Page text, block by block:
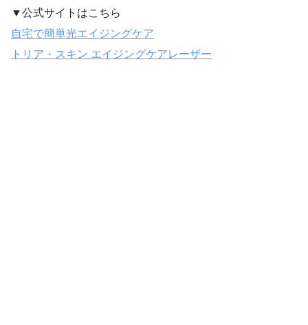
▼公式サイトはこちら
自宅で簡単光エイジングケア
トリア・スキン エイジングケアレーザー